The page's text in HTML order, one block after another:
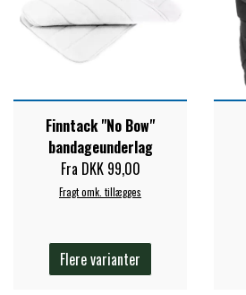
Finntack "No Bow"
bandageunderlag
Fra DKK 99,00
Fragt omk. tillægges
Flere varianter